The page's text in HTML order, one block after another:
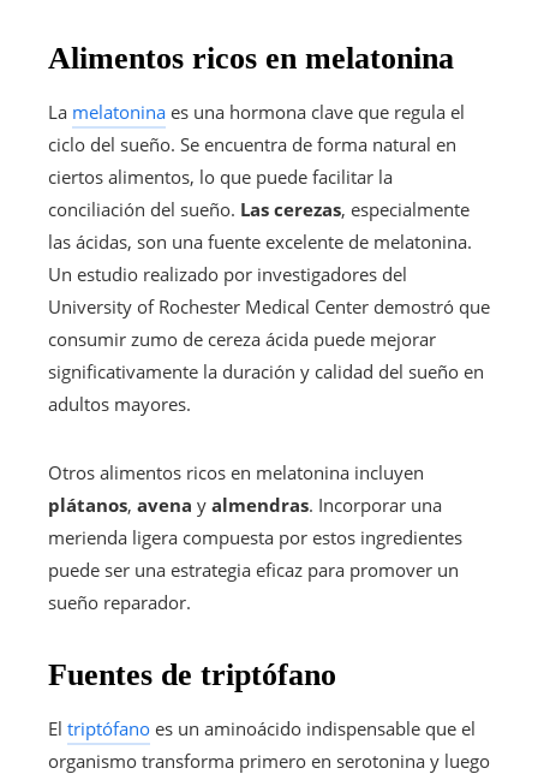
Alimentos ricos en melatonina
La melatonina es una hormona clave que regula el
ciclo del sueño. Se encuentra de forma natural en
ciertos alimentos, lo que puede facilitar la
conciliación del sueño. Las cerezas, especialmente
las ácidas, son una fuente excelente de melatonina.
Un estudio realizado por investigadores del
University of Rochester Medical Center demostró que
consumir zumo de cereza ácida puede mejorar
significativamente la duración y calidad del sueño en
adultos mayores.
Otros alimentos ricos en melatonina incluyen
plátanos, avena y almendras. Incorporar una
merienda ligera compuesta por estos ingredientes
puede ser una estrategia eficaz para promover un
sueño reparador.
Fuentes de triptófano
El triptófano es un aminoácido indispensable que el
organismo transforma primero en serotonina y luego